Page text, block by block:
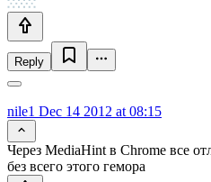
Reply
nile1 Dec 14 2012 at 08:15
Через MediaHint в Chrome все
без всего этого гемора